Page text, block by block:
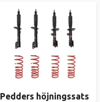
Pedders höjningssats